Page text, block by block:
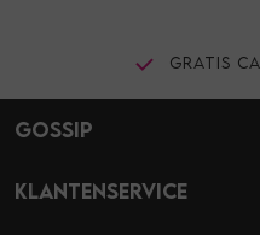
Gratis
Gossip
Klantenservice